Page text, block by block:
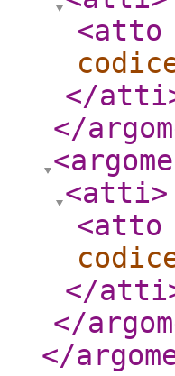
<atto
</atti
</
<atti>
<atto
</atti
</
</